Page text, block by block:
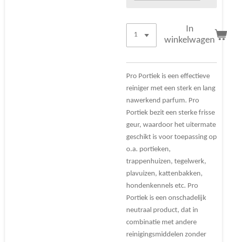
In
winkelwagen
Pro Portiek is een effectieve
reiniger met een sterk en lang
nawerkend parfum. Pro
Portiek bezit een sterke frisse
geur, waardoor het uitermate
geschikt is voor toepassing op
o.a. portieken,
trappenhuizen, tegelwerk,
plavuizen, kattenbakken,
hondenkennels etc. Pro
Portiek is een onschadelijk
neutraal product, dat in
combinatie met andere
reinigingsmiddelen zonder